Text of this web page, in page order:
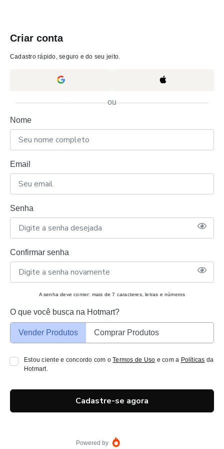
Criar conta
Cadastro rápido, seguro e do seu jeito.
ou
Nome
Email
Senha
Confirmar senha
A senha deve conter: mais de 7 caracteres, letras e números
O que você busca na Hotmart?
Vender Produtos Comprar Produtos
Estou ciente e concordo com oTermos de Uso e com a Políticas da
Hotmart.
Cadastre-se agora
Powered by